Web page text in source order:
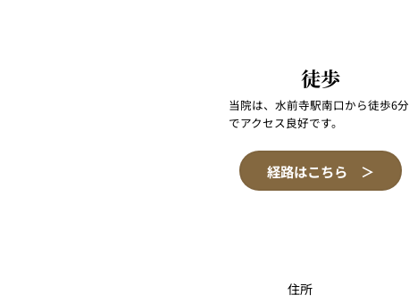
徒歩
当院は、水前寺駅南口から徒歩6分
でアクセス良好です。
経路はこちら ＞
住所